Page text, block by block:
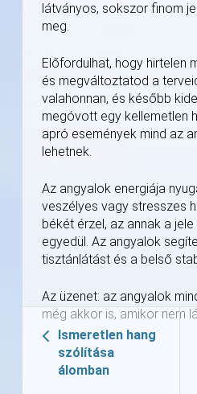
látványos, sokszor finom
meg.
Előfordulhat, hogy hirtelen
és megváltoztatod a
valahonnan, és később
megóvott egy kellemetlen
apró események mind az
lehetnek.
Az angyalok energiája
veszélyes vagy stresszes
békét érzel, az annak a
egyedül. Az angyalok
tisztánlátást és a belső
Az üzenet: az angyalok
még akkor is, amikor nem
Ismeretlen hang
szólítása
álomban